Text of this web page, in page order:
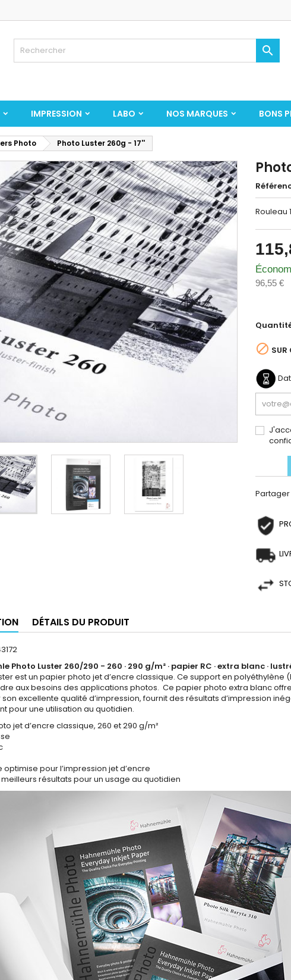

IMPRESSION LABO NOS MARQUES BONS
Photo Photo Luster 260g - 17''
Rouleau
96,55 €
 SUR
Partager
DÉTAILS DU PRODUIT
Photo Luster 260/290 - 260 · 290 g/m² · papier RC · extra blanc ·
est un papier photo jet d’encre classique. Ce support en
aux besoins des applications photos. Ce papier photo extra blanc
son excellente qualité d’impression, fournit des résultats d’impression
pour une utilisation au quotidien.
jet d’encre classique, 260 et 290 g/m²
optimise pour l’impression jet d’encre
meilleurs résultats pour un usage au quotidien